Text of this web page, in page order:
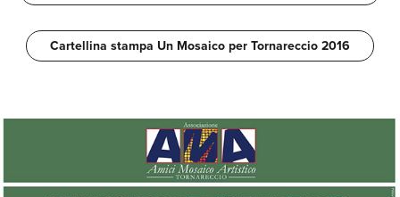
Cartellina stampa Un Mosaico per Tornareccio 2016